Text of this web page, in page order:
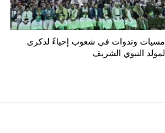
أمسيات وندوات في شعوب إحياءً لذكرى
المولد النبوي الشريف